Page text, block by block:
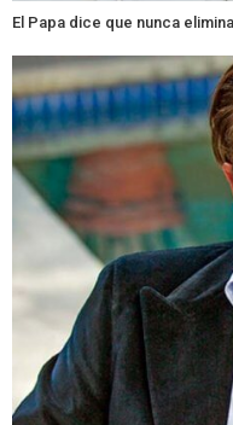
El Papa dice que nunca